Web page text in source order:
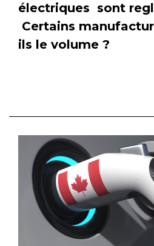
électriques sont
Certains
ils le volume ?